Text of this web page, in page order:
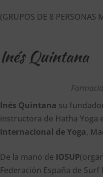
(GRUPOS DE 8 PERSONAS
Inés Quintana
Inés Quintana su
instructora de Hatha Yoga
Internacional de Yoga,
De la mano de IOSUP
Federación España de